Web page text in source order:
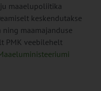
maaelupoliitika
keskendutakse
maamajanduse
PMK veebilehelt